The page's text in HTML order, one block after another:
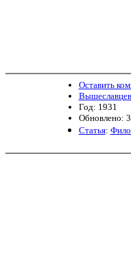
Оставить
Год: 1931
Обновлено:
Статья: